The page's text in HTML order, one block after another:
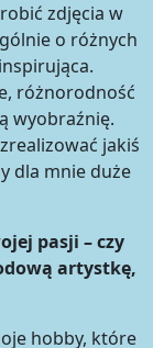
zdjęcia w
o różnych
różnorodność
wyobraźnię.
jakiś
dla mnie duże
pasji – czy
artystkę,
hobby, które